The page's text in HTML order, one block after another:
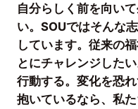
自分らしく前を向い
い。SOUではそんな
しています。従来の
とにチャレンジした
行動する。変化を恐
抱いているなら、私